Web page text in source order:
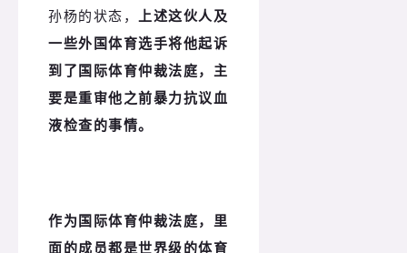
孙杨的状态， 上述这伙人及
一些外国体育选手将他起诉
到了国际体育仲裁法庭，主
要是重审他之前暴力抗议血
液检查的事情。
作为国际体育仲裁法庭，里
面的成员都是世界级的体育